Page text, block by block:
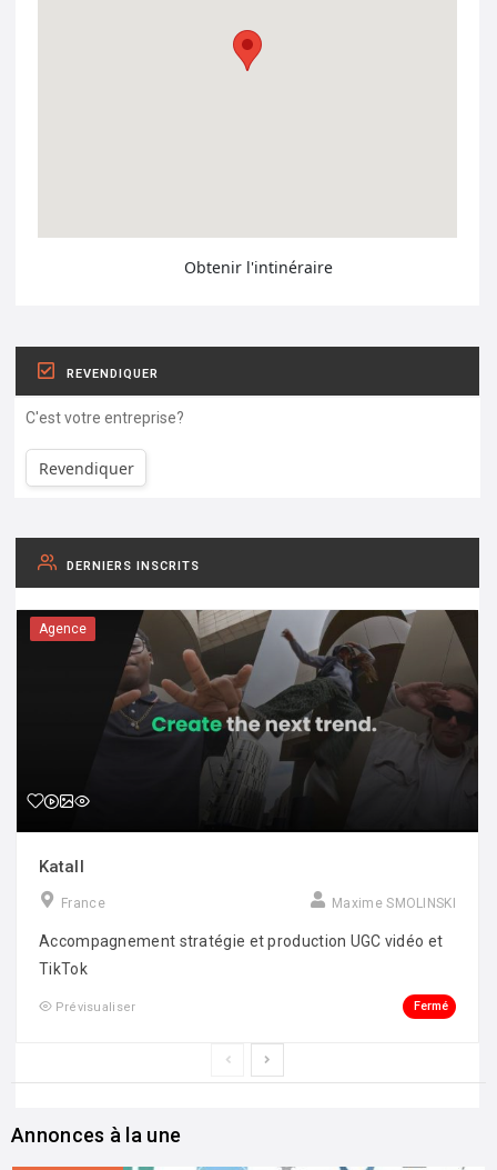
Obtenir l'intinéraire
REVENDIQUER
C'est votre entreprise?
Revendiquer
DERNIERS INSCRITS
Agence
Katall
France Maxime SMOLINSKI
Accompagnement stratégie et production UGC vidéo et
TikTok
Prévisualiser Fermé
Annonces à la une